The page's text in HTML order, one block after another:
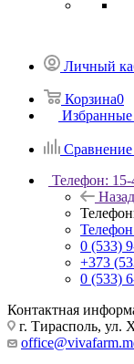
Личный
Корзина0
Сравнение
Телефон: 15-
Назад
0 (533)
+373
0 (533)
Контактная
г. Тирасполь, ул.